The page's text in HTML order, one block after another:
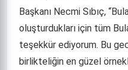
Başkanı Necmi Sıbıç,
oluşturdukları için tüm
teşekkür ediyorum. Bu
birlikteliğin en güzel